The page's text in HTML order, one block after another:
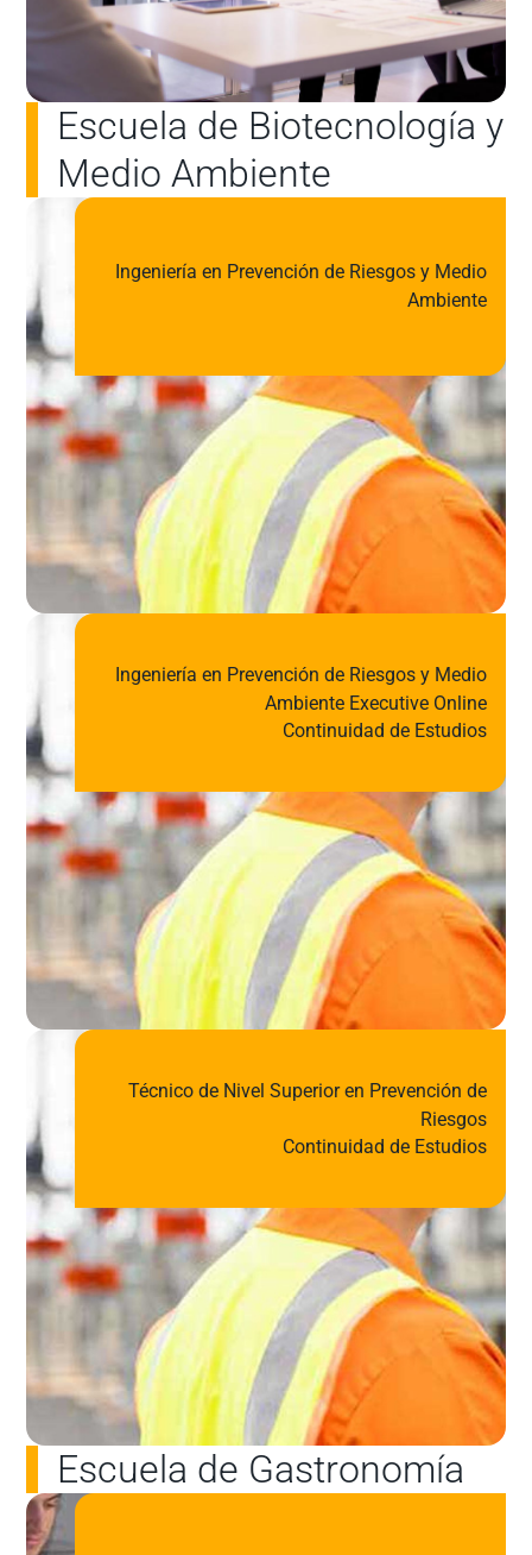
Escuela de Biotecnología y
Medio Ambiente
Ingeniería en Prevención de Riesgos y Medio
Ambiente
Ingeniería en Prevención de Riesgos y Medio
Ambiente Executive Online
Continuidad de Estudios
Técnico de Nivel Superior en Prevención de
Riesgos
Continuidad de Estudios
Escuela de Gastronomía